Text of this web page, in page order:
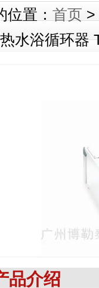
位置： 首页 >
水浴循环器
品介绍